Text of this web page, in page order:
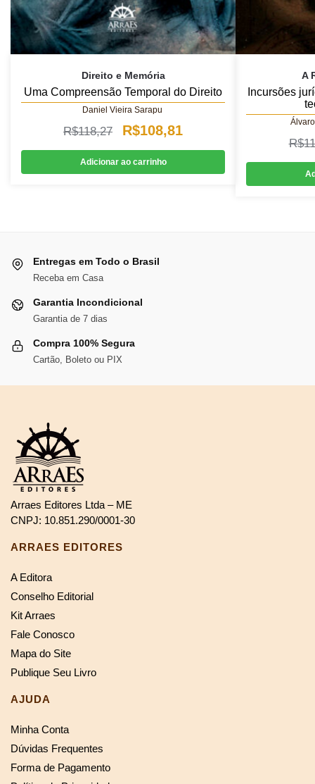
Direito e Memória
Uma Compreensão Temporal do Direito
Daniel Vieira Sarapu
R$118,27
O
preço
original
R$108,81O
preço
atual
Adicionar ao carrinho
A
Incursões
R$
Entregas em Todo o Brasil
Receba em Casa
Garantia Incondicional
Garantia de 7 dias
Compra 100% Segura
Cartão, Boleto ou PIX
Arraes Editores Ltda – ME
CNPJ: 10.851.290/0001-30
ARRAES EDITORES
A Editora
Conselho Editorial
Kit Arraes
Fale Conosco
Mapa do Site
Publique Seu Livro
AJUDA
Minha Conta
Dúvidas Frequentes
Forma de Pagamento